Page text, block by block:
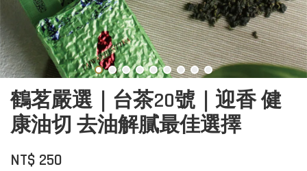
鶴茗嚴選｜台茶20號｜迎香 健
康油切 去油解膩最佳選擇
NT$ 250